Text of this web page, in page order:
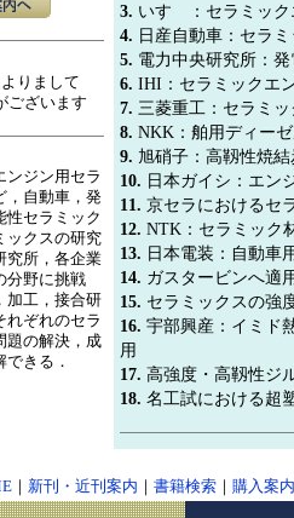
りまして
ございます
ンジン用セラ
，自動車，発
性セラミック
ックスの研究
究所，各企業
分野に挑戦
加工，接合研
れぞれのセラ
題の解決，成
きる．
3. いすゞ：セラミッ
4. 日産自動車：セラ
5. 電力中央研究所：
6. IHI：セラミックエ
7. 三菱重工：セラミ
8. NKK：舶用ディー
9. 旭硝子：高靱性焼
10. 日本ガイシ：エン
11. 京セラにおけるセ
12. NTK：セラミック
13. 日本電装：自動車
14. ガスタービンへ適
15. セラミックスの強
16. 宇部興産：イミド
用
17. 高強度・高靱性ジ
18. 名工試における超
｜ 新刊・近刊案内 書籍検索｜ 購入案内